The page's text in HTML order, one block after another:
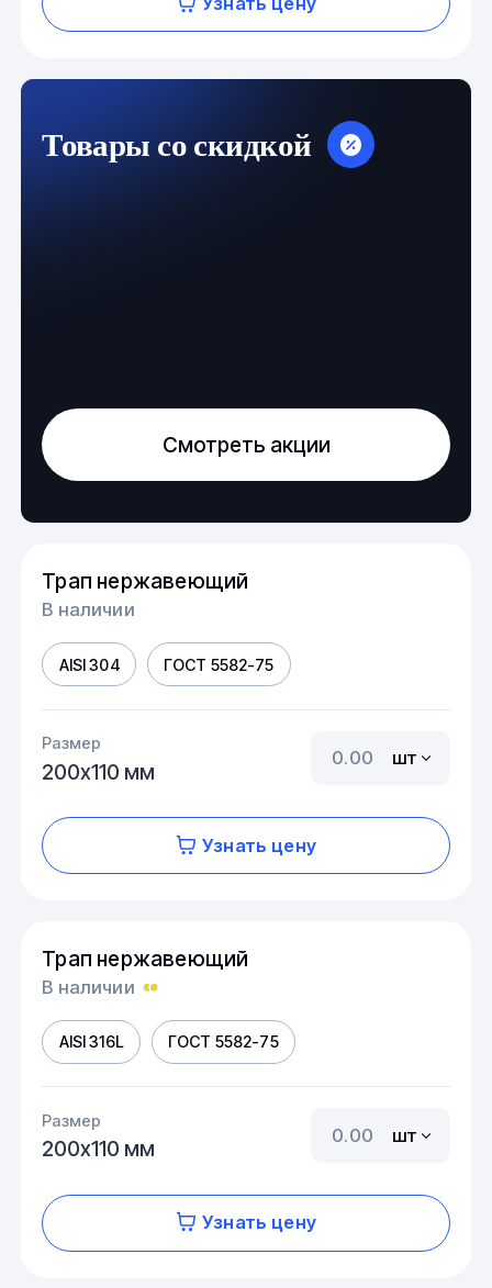
Товары со скидкой
Смотреть акции
Трап нержавеющий
В наличии
AISI 304 ГОСТ 5582-75
Размер
200х110 мм
шт
Узнать цену
Трап нержавеющий
В наличии
AISI 316L ГОСТ 5582-75
Размер
200х110 мм
шт
Узнать цену